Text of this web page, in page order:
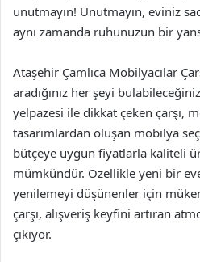
unutmayın! Unutmayın, eviniz
aynı zamanda ruhunuzun bir
Ataşehir Çamlıca Mobilyacılar
aradığınız her şeyi
yelpazesi ile dikkat çeken çarşı,
tasarımlardan oluşan mobilya
bütçeye uygun fiyatlarla kaliteli
mümkündür. Özellikle yeni bir
yenilemeyi düşünenler için
çarşı, alışveriş keyfini artıran
çıkıyor.